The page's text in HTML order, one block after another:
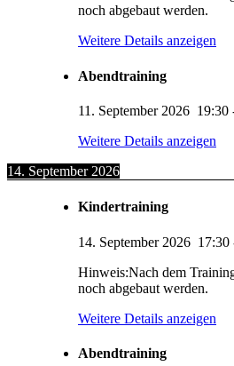
noch abgebaut werden.
Weitere Details anzeigen
Abendtraining
11. September 2026 19:30
Weitere Details anzeigen
14. September 2026
Kindertraining
14. September 2026 17:30
Hinweis:Nach dem
noch abgebaut werden.
Weitere Details anzeigen
Abendtraining